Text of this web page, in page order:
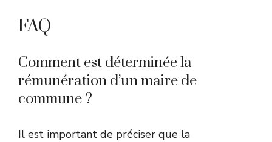
FAQ
Comment est déterminée la
rémunération d’un maire de
commune ?
Il est important de préciser que la